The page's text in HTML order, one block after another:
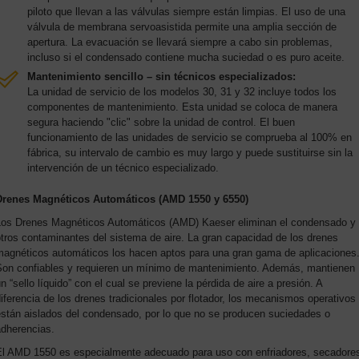
piloto que llevan a las válvulas siempre están limpias. El uso de una
válvula de membrana servoasistida permite una amplia sección de
apertura. La evacuación se llevará siempre a cabo sin problemas,
incluso si el condensado contiene mucha suciedad o es puro aceite.
Mantenimiento sencillo – sin técnicos especializados:
La unidad de servicio de los modelos 30, 31 y 32 incluye todos los
componentes de mantenimiento. Esta unidad se coloca de manera
segura haciendo "clic" sobre la unidad de control. El buen
funcionamiento de las unidades de servicio se comprueba al 100% en
fábrica, su intervalo de cambio es muy largo y puede sustituirse sin la
intervención de un técnico especializado.
Magnéticos Automáticos (AMD 1550 y 6550)
Drenes Magnéticos Automáticos (AMD) Kaeser eliminan el condensado y
contaminantes del sistema de aire. La gran capacidad de los drenes
automáticos los hacen aptos para una gran gama de aplicaciones.
confiables y requieren un mínimo de mantenimiento. Además, mantienen
“sello líquido” con el cual se previene la pérdida de aire a presión. A
de los drenes tradicionales por flotador, los mecanismos operativos
aislados del condensado, por lo que no se producen suciedades o
AMD 1550 es especialmente adecuado para uso con enfriadores,